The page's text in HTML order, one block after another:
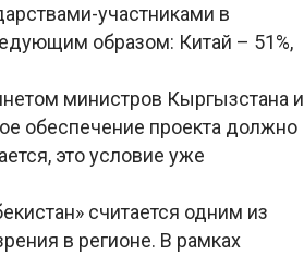
участниками в
образом: Китай – 51%,
министров Кыргызстана и
обеспечение проекта должно
это условие уже
считается одним из
в регионе. В рамках